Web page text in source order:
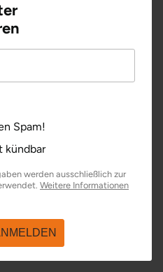
Spam!
kündbar
werden ausschließlich zur
Weitere Informationen